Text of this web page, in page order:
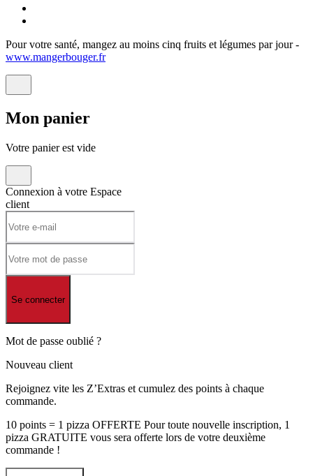
Pour votre santé, mangez au moins cinq fruits et légumes par jour -
www.mangerbouger.fr
Mon panier
Votre panier est vide
Connexion à votre Espace
client
Se connecter
Mot de passe oublié ?
Nouveau client
Rejoignez vite les Z’Extras et cumulez des points à chaque
commande.
10 points = 1 pizza OFFERTE Pour toute nouvelle inscription, 1
pizza GRATUITE vous sera offerte lors de votre deuxième
commande !